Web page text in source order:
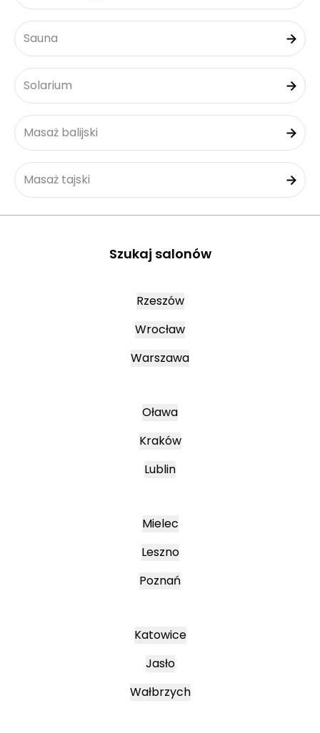
Sauna
Solarium
Masaż balijski
Masaż tajski
Szukaj salonów
Rzeszów
Wrocław
Warszawa
Oława
Kraków
Lublin
Mielec
Leszno
Poznań
Katowice
Jasło
Wałbrzych